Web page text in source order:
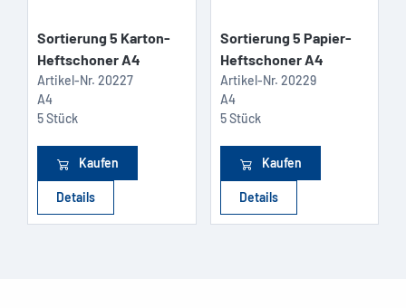
Sortierung 5 Karton-
Heftschoner A4
Artikel-Nr. 20227
A4
5 Stück
Kaufen
Details
Sortierung 5 Papier-
Heftschoner A4
Artikel-Nr. 20229
A4
5 Stück
Kaufen
Details